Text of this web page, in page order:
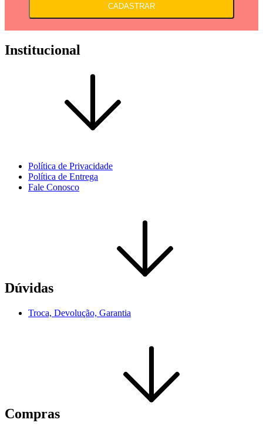
CADASTRAR
Institucional
Política de Privacidade
Política de Entrega
Fale Conosco
Dúvidas
Troca, Devolução, Garantia
Compras